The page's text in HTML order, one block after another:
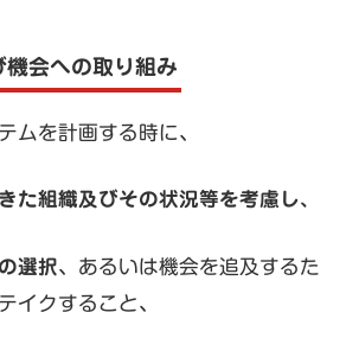
機会への取り組み
ムを計画する時に、
た組織及びその状況等を考慮し、
選択、あるいは機会を追及するた
イクすること、